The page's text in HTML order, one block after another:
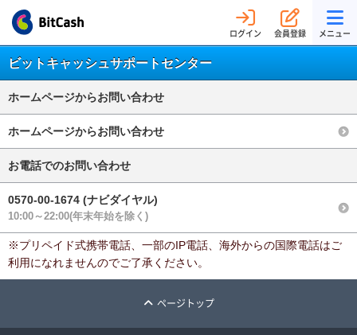
ログイン 会員登録 メニュー
ビットキャッシュサポートセンター
ホームページからお問い合わせ
ホームページからお問い合わせ
お電話でのお問い合わせ
0570-00-1674 (ナビダイヤル)
10:00～22:00(年末年始を除く)
※プリペイド式携帯電話、一部のIP電話、海外からの国際電話はご
利用になれませんのでご了承ください。
ページトップ